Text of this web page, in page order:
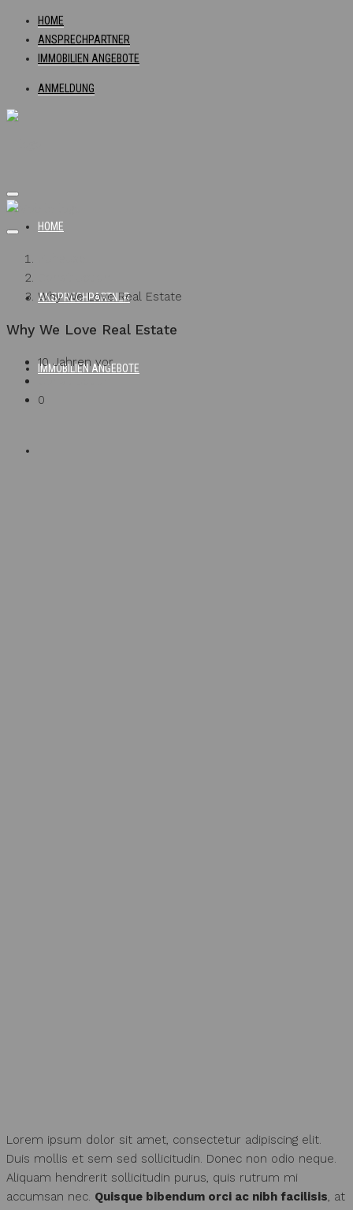
HOME
ANSPRECHPARTNER
IMMOBILIEN ANGEBOTE
ANMELDUNG
HOME
ANSPRECHPARTNER
IMMOBILIEN ANGEBOTE
Why We Love Real Estate
Why We Love Real Estate
10 Jahren vor
0
Lorem ipsum dolor sit amet, consectetur adipiscing elit.
Duis mollis et sem sed sollicitudin. Donec non odio neque.
Aliquam hendrerit sollicitudin purus, quis rutrum mi
accumsan nec. Quisque bibendum orci ac nibh facilisis, at